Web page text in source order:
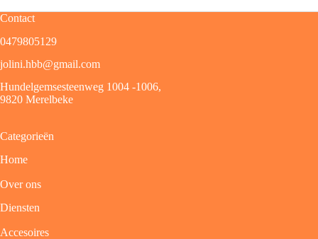
Contact
0479805129
jolini.hbb@gmail.com
Hundelgemsesteenweg 1004 -1006,
9820 Merelbeke
Categorieën
Home
Over ons
Diensten
Accesoires